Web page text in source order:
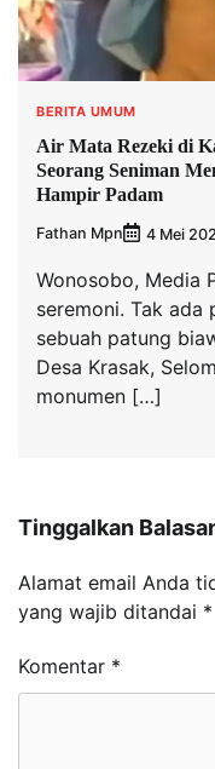
BERITA UMUM
Air Mata Rezeki di
Seorang Seniman
Hampir Padam
Fathan Mpn 4 Mei
Wonosobo, Media
seremoni. Tak ada
sebuah patung
Desa Krasak,
monumen […]
Tinggalkan
Alamat email Anda
yang wajib ditandai *
Komentar *